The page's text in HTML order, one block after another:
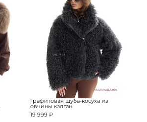
РАСПРОДАЖА
Графитовая шуба-косуха из
овчины калган
19 999 ₽